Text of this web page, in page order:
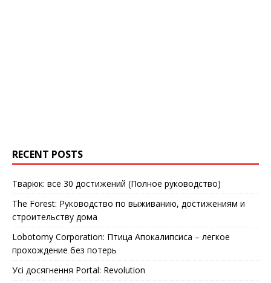
RECENT POSTS
Тварюк: все 30 достижений (Полное руководство)
The Forest: Руководство по выживанию, достижениям и
строительству дома
Lobotomy Corporation: Птица Апокалипсиса – легкое
прохождение без потерь
Усі досягнення Portal: Revolution